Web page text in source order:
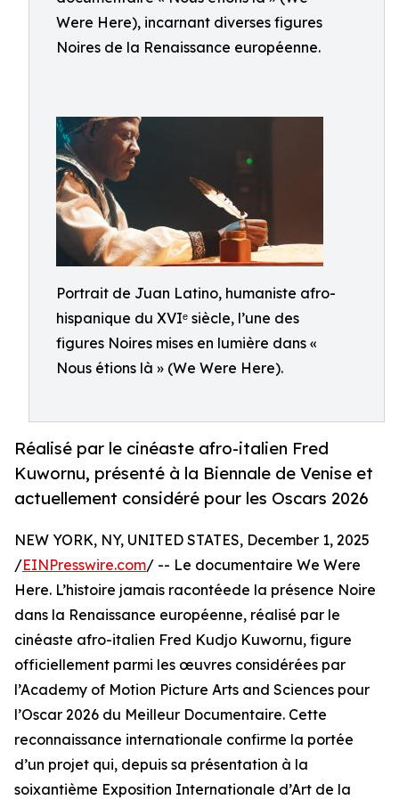
Were Here), incarnant diverses figures
Noires de la Renaissance européenne.
Portrait de Juan Latino, humaniste afro-
hispanique du XVIᵉ siècle, l’une des
figures Noires mises en lumière dans «
Nous étions là » (We Were Here).
Réalisé par le cinéaste afro-italien Fred
Kuwornu, présenté à la Biennale de Venise et
actuellement considéré pour les Oscars 2026
NEW YORK, NY, UNITED STATES, December 1, 2025
/EINPresswire.com/ -- Le documentaire We Were
Here. L’histoire jamais racontéede la présence Noire
dans la Renaissance européenne, réalisé par le
cinéaste afro-italien Fred Kudjo Kuwornu, figure
officiellement parmi les œuvres considérées par
l’Academy of Motion Picture Arts and Sciences pour
l’Oscar 2026 du Meilleur Documentaire. Cette
reconnaissance internationale confirme la portée
d’un projet qui, depuis sa présentation à la
soixantième Exposition Internationale d’Art de la